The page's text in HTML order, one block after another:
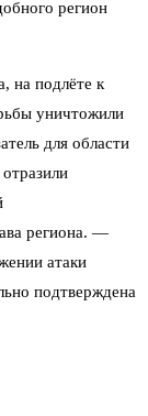
регион
на подлёте к
уничтожили
для области
региона. —
атаки
подтверждена